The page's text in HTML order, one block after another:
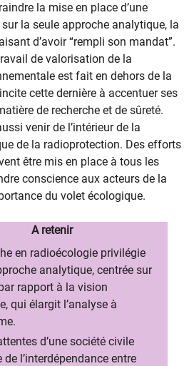
la mise en place d’une
la seule approche analytique, la
d’avoir “rempli son mandat”.
de valorisation de la
est fait en dehors de la
cette dernière à accentuer ses
de recherche et de sûreté.
venir de l’intérieur de la
de la radioprotection. Des efforts
être mis en place à tous les
conscience aux acteurs de la
du volet écologique.
A retenir​
en radioécologie privilég​​ie
analytique, centrée sur
rapport à la vision
qui élargit l’analyse à
d’une société civile
l’interdépendance entre